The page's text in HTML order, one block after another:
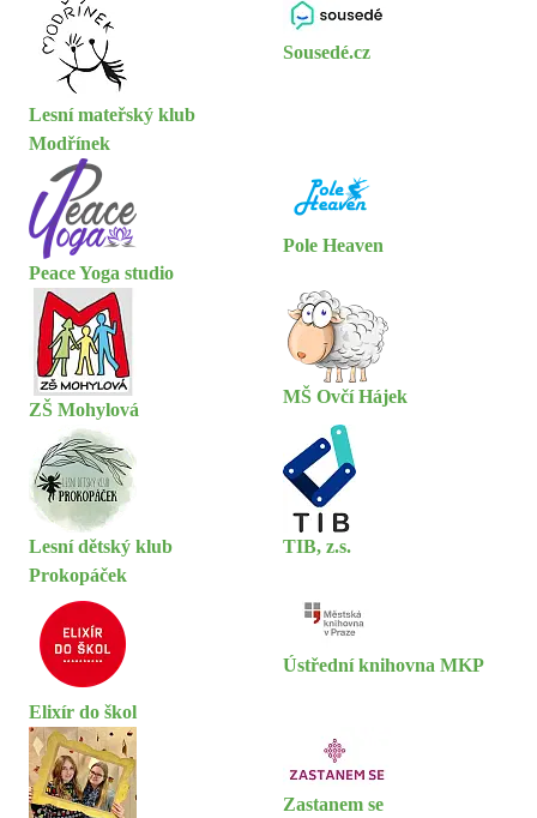
Lesní mateřský klub
Modřínek
Sousedé.cz
Peace Yoga studio
Pole Heaven
ZŠ Mohylová
MŠ Ovčí Hájek
Lesní dětský klub
Prokopáček
TIB, z.s.
Elixír do škol
Ústřední knihovna MKP
Zastanem se